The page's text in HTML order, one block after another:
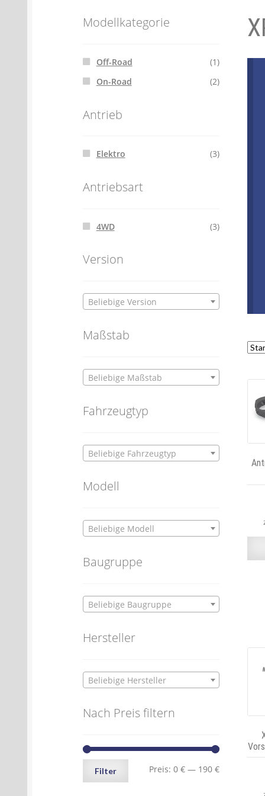
Batterien- und Akku Verordnung
Datenschutzerklärung Impressum
Modellkategorie
Off-Road
(1)
On-Road
(2)
Antrieb
Elektro (3)
Antriebsart
4WD (3)
Version
Beliebige Version
Maßstab
Beliebige Maßstab
Fahrzeugtyp
Beliebige Fahrzeugtyp
Modell
Beliebige Modell
Baugruppe
Beliebige Baugruppe
Hersteller
Beliebige Hersteller
Nach Preis filtern
Min.
Max.
Filter Preis:0 € — 190 €